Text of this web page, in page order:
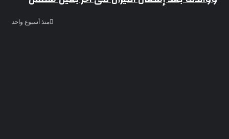
منذ أسبوع واحد